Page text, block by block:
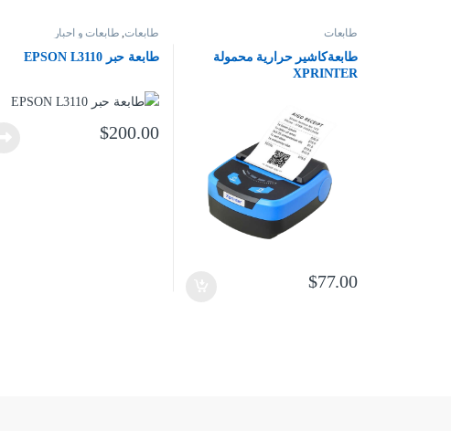
طابعات
طابعةكاشير حرارية محمولة
XPRINTER
$77.00
طابعات, طابعات و احبار
طابعة حبر EPSON L3110
$200.00